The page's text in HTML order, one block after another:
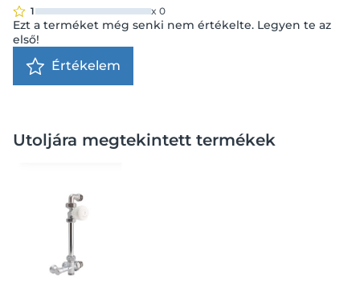
1
x 0
Ezt a terméket még senki nem értékelte. Legyen te az
első!
Értékelem
Utoljára megtekintett termékek